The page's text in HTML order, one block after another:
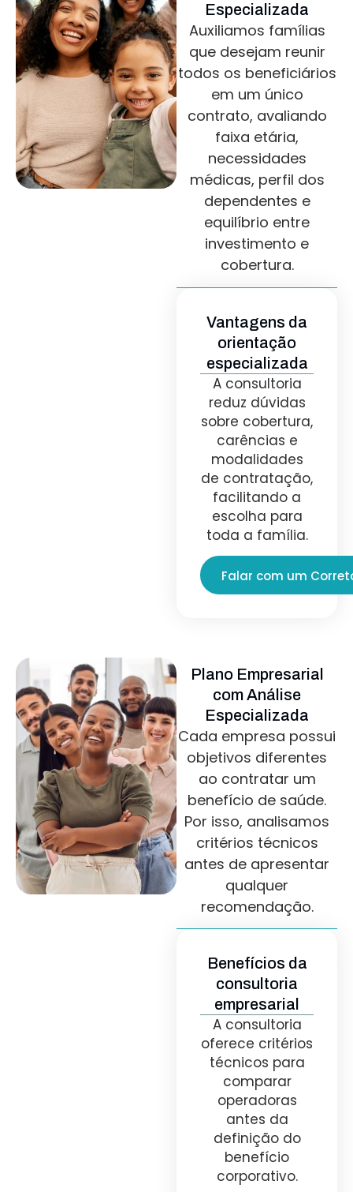
Especializada
Auxiliamos famílias
que desejam reunir
todos os beneficiários
em um único
contrato, avaliando
faixa etária,
necessidades
médicas, perfil dos
dependentes e
equilíbrio entre
investimento e
cobertura.
Vantagens da
orientação
especializada
A consultoria
reduz dúvidas
sobre cobertura,
carências e
modalidades
de contratação,
facilitando a
escolha para
toda a família.
Falar com um
Plano Empresarial
com Análise
Especializada
Cada empresa possui
objetivos diferentes
ao contratar um
benefício de saúde.
Por isso, analisamos
critérios técnicos
antes de apresentar
qualquer
recomendação.
Benefícios da
consultoria
empresarial
A consultoria
oferece critérios
técnicos para
comparar
operadoras
antes da
definição do
benefício
corporativo.